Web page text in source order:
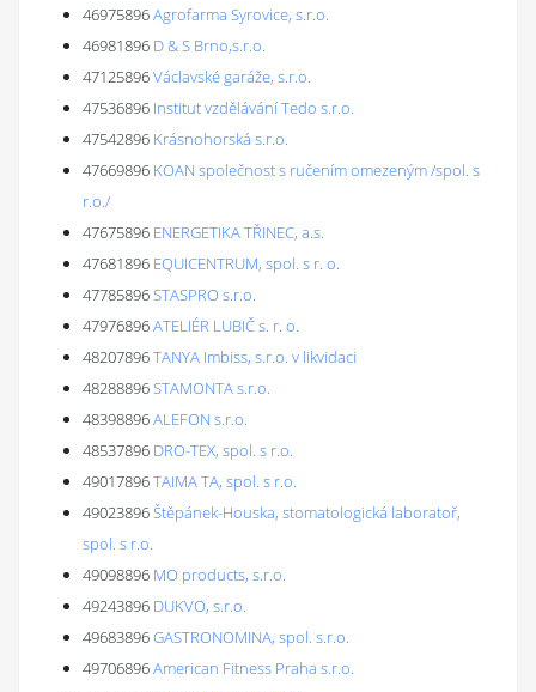
46975896Agrofarma Syrovice, s.r.o.
46981896 D & S Brno,s.r.o.
47125896Václavské garáže, s.r.o.
47536896 Institut vzdělávání Tedo s.r.o.
47542896 Krásnohorská s.r.o.
47669896 KOAN společnost s ručením omezeným /spol. s
r.o./
47675896 ENERGETIKA TŘINEC, a.s.
47681896 EQUICENTRUM, spol. s r. o.
47785896STASPRO s.r.o.
47976896ATELIÉR LUBIČ s. r. o.
48207896TANYA Imbiss, s.r.o. v likvidaci
48288896STAMONTA s.r.o.
48398896ALEFON s.r.o.
48537896 DRO-TEX, spol. s r.o.
49017896TAIMA TA, spol. s r.o.
49023896Štěpánek-Houska, stomatologická laboratoř,
spol. s r.o.
49098896 MO products, s.r.o.
49243896 DUKVO, s.r.o.
49683896GASTRONOMINA, spol. s.r.o.
49706896American Fitness Praha s.r.o.